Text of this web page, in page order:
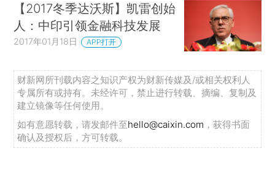
【2017冬季达沃斯】凯雷创始
人：中印引领金融科技发展
2017年01月18日 APP打开
财新网所刊载内容之知识产权为财新传媒及/或相关权利人
专属所有或持有。未经许可，禁止进行转载、摘编、复制及
建立镜像等任何使用。
如有意愿转载，请发邮件至hello@caixin.com ，获得书面
确认及授权后，方可转载。